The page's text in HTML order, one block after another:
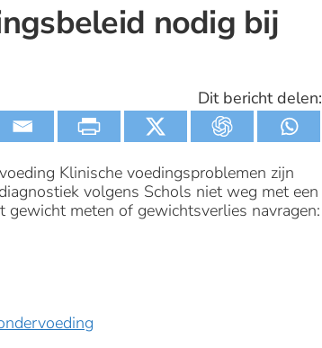
nodig bij
Dit bericht delen:
Klinische voedingsproblemen zijn
volgens Schols niet weg met een
gewicht meten of gewichtsverlies navragen: